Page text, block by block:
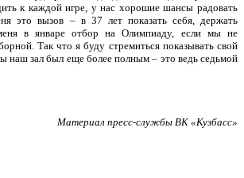
к каждой игре, у нас хорошие шансы радовать
это вызов – в 37 лет показать себя, держать
в январе отбор на Олимпиаду, если мы не
Так что я буду стремиться показывать свой
наш зал был еще более полным – это ведь седьмой
Материал пресс-службы ВК «Кузбасс»